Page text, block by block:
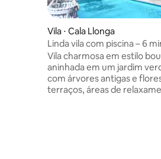
Vila ⋅ Cala Llonga
Linda vila com piscina – 6
até a praia
Vila charmosa em estilo
aninhada em um jardim
com árvores antigas e
terraços, áreas de